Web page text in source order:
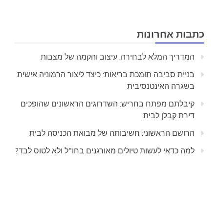
כתבות אחרונות
המדריך המלא לבחירה, עיצוב והקמה של מצבות
בניית סביבה תומכת בריאות: כיצד ליצור הרמוניה אישית
בשגרה האינטנסיבית
קיבלתם מפתח בחריש: השדרוגים הראשונים שהופכים
דירת קבלן לבית
הרושם הראשוני: חשיבותה של מבואת הכניסה לבית
למה כדאי לעשות טיולים מאורגנים בחו"ל ולא לטוס לבד?